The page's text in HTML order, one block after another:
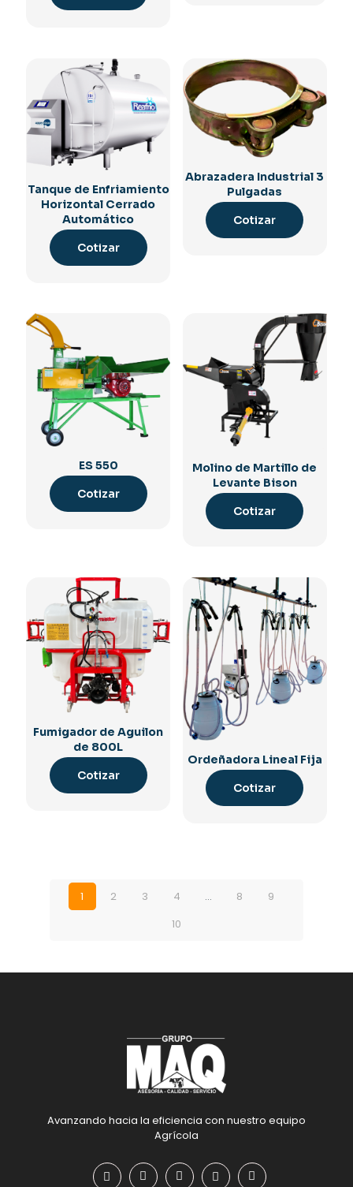
Tanque de Enfriamiento
Horizontal Cerrado
Automático
Cotizar
Abrazadera Industrial 3
Pulgadas
Cotizar
ES 550
Cotizar
Molino de Martillo de
Levante Bison
Cotizar
Fumigador de Aguilon
de 800L
Cotizar
Ordeñadora Lineal Fija
Cotizar
1 2 3 4 … 8
9
10
Avanzando hacia la eficiencia con nuestro equipo
Agrícola